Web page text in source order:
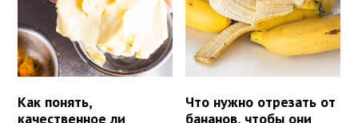
Как понять,
качественное ли
Что нужно отрезать от
бананов, чтобы они